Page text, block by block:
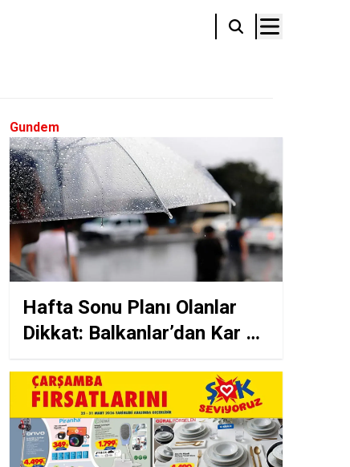
Gundem
Hafta Sonu Planı Olanlar
Dikkat: Balkanlar’dan Kar ve
Fırtına Kapıda!